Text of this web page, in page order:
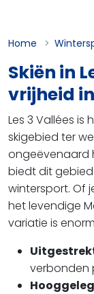
Home
Skiën in
vrijheid
Les 3 Vallées
skigebied ter
ongeëvenaard
biedt dit
wintersport. Of
het levendige
variatie is
verbonden